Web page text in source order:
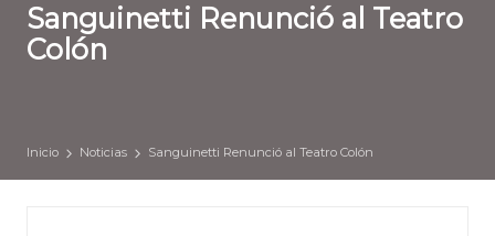
Sanguinetti Renunció al Teatro
Colón
Inicio Noticias Sanguinetti Renunció al Teatro Colón